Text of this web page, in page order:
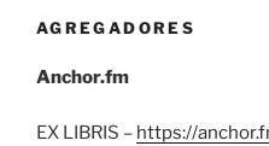
AGREGADORES
Anchor.fm
EX LIBRIS – https://